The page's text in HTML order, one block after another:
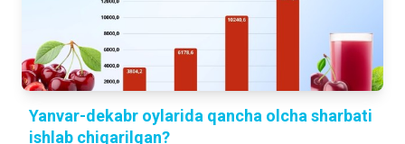
Yanvar-dekabr oylarida qancha olcha sharbati
ishlab chiqarilgan?